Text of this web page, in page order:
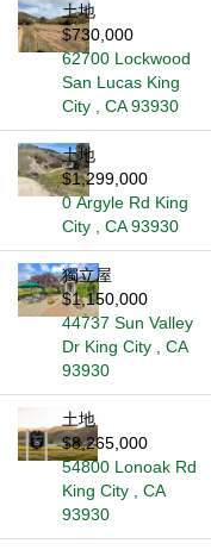
土地
$730,000
62700 Lockwood
San Lucas King
City , CA 93930
土地
$1,299,000
0 Argyle Rd King
City , CA 93930
獨立屋
$1,150,000
44737 Sun Valley
Dr King City , CA
93930
土地
$8,265,000
54800 Lonoak Rd
King City , CA
93930